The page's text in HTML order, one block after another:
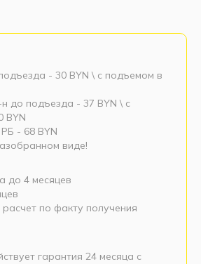
- 30 BYN \ c подъемом в
до подъезда - 37 BYN \ c
BYN
- 68 BYN
виде!
до 4 месяцев
по факту получения
гарантия 24 месяца с